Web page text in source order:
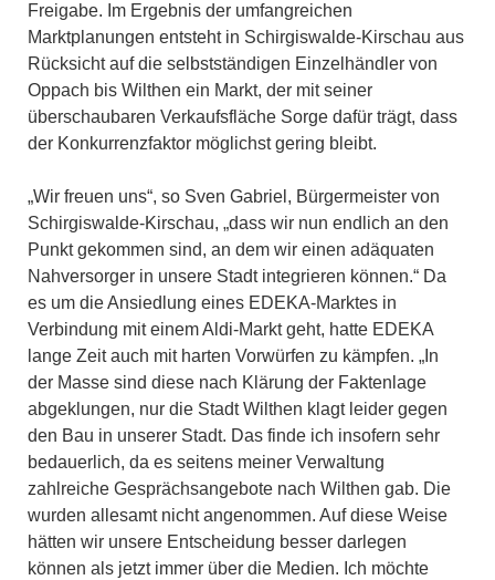
Freigabe. Im Ergebnis der umfangreichen
Marktplanungen entsteht in Schirgiswalde-Kirschau aus
Rücksicht auf die selbstständigen Einzelhändler von
Oppach bis Wilthen ein Markt, der mit seiner
überschaubaren Verkaufsfläche Sorge dafür trägt, dass
der Konkurrenzfaktor möglichst gering bleibt.
„Wir freuen uns“, so Sven Gabriel, Bürgermeister von
Schirgiswalde-Kirschau, „dass wir nun endlich an den
Punkt gekommen sind, an dem wir einen adäquaten
Nahversorger in unsere Stadt integrieren können.“ Da
es um die Ansiedlung eines EDEKA-Marktes in
Verbindung mit einem Aldi-Markt geht, hatte EDEKA
lange Zeit auch mit harten Vorwürfen zu kämpfen. „In
der Masse sind diese nach Klärung der Faktenlage
abgeklungen, nur die Stadt Wilthen klagt leider gegen
den Bau in unserer Stadt. Das finde ich insofern sehr
bedauerlich, da es seitens meiner Verwaltung
zahlreiche Gesprächsangebote nach Wilthen gab. Die
wurden allesamt nicht angenommen. Auf diese Weise
hätten wir unsere Entscheidung besser darlegen
können als jetzt immer über die Medien. Ich möchte